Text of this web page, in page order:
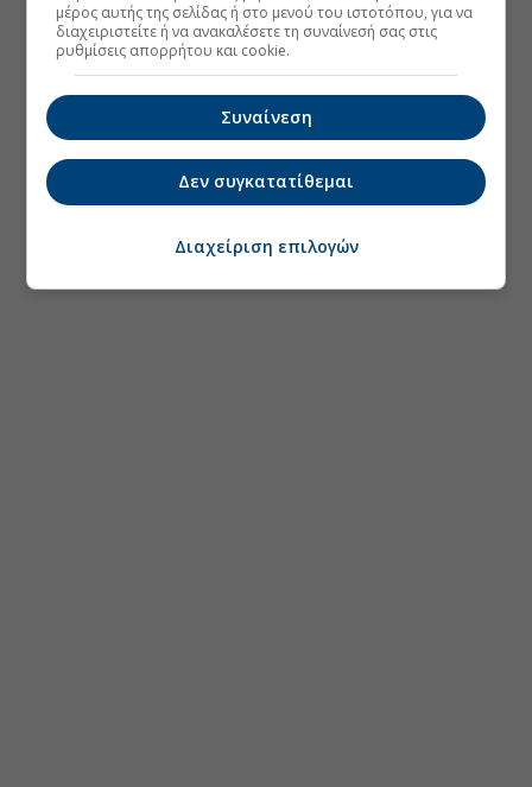
μέρος αυτής της σελίδας ή στο μενού του ιστοτόπου, για να
διαχειριστείτε ή να ανακαλέσετε τη συναίνεσή σας στις
ρυθμίσεις απορρήτου και cookie.
Συναίνεση
Δεν συγκατατίθεμαι
Διαχείριση επιλογών